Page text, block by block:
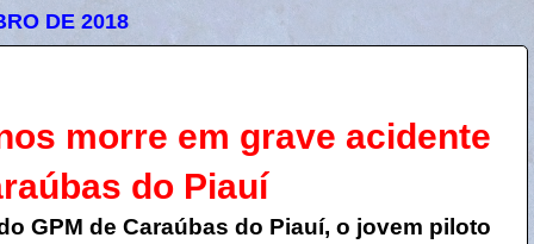
DE 2018
morre em grave acidente
do Piauí
GPM de Caraúbas do Piauí, o jovem piloto